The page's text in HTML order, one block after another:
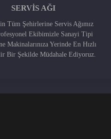
SERVIS AĞI
Tüm Şehirlerine Servis Ağımız
Ekibimizle Sanayi Tipi
Makinalarınıza Yerinde En Hızlı
Bir Şekilde Müdahale Ediyoruz.